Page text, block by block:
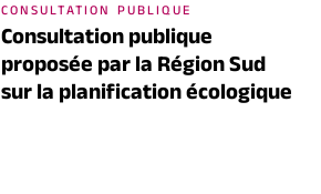
CONSULTATION PUBLIQUE
Consultation publique
proposée par la Région Sud
sur la planification écologique